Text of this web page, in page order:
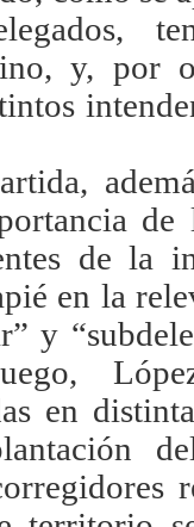
y, por
de la
en la
y
en